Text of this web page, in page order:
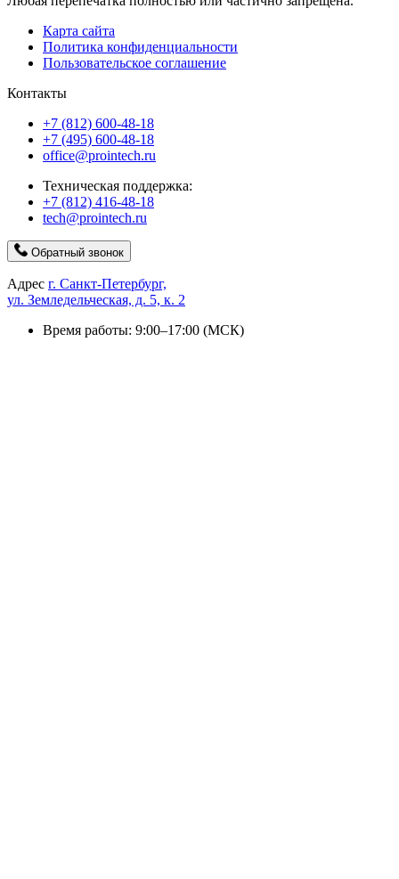
Карта сайта
Политика конфиденциальности
Пользовательское соглашение
Контакты
+7 (812) 600-48-18
+7 (495) 600-48-18
office@prointech.ru
Техническая поддержка:
+7 (812) 416-48-18
tech@prointech.ru
Обратный звонок
Адрес г. Санкт-Петербург,
ул. Земледельческая, д. 5, к. 2
Время работы: 9:00–17:00 (МСК)